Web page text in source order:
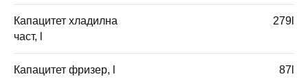
Капацитет хладилна
част, l
279l
Капацитет фризер, l 87l